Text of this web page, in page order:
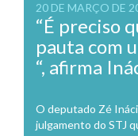
20 DE MARÇO DE
“É preciso
pauta com
“, afirma
O deputado Zé
julgamento do STJ